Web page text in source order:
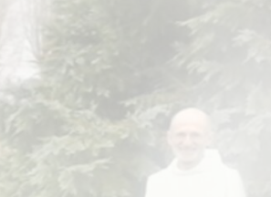
как бы элементарно надо было
было дать свой расчёт стоимости
если у художников был свой интерес,
общем-то, профессионалы. Это люди,